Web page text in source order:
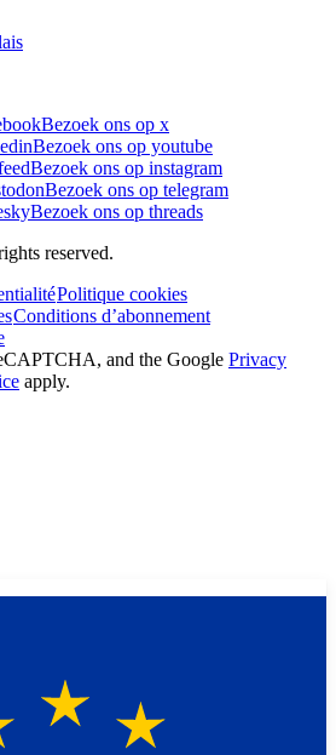
Bezoek ons op x
Bezoek ons op youtube
Bezoek ons op instagram
Bezoek ons op telegram
Bezoek ons op threads
reserved.
Politique cookies
Conditions d’abonnement
and the Google Privacy
apply.